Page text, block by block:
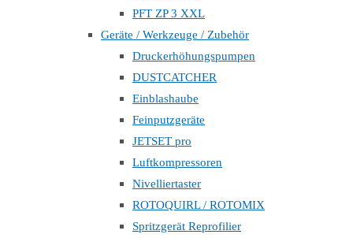
PFT ZP 3 XXL
Geräte / Werkzeuge / Zubehör
Druckerhöhungspumpen
DUSTCATCHER
Einblashaube
Feinputzgeräte
JETSET pro
Luftkompressoren
Nivelliertaster
ROTOQUIRL / ROTOMIX
Spritzgerät Reprofilier